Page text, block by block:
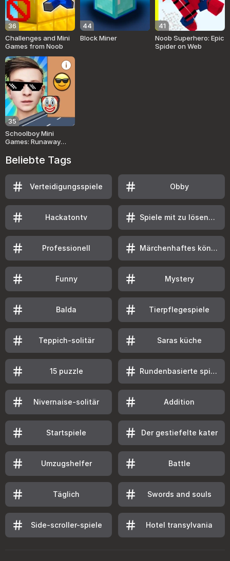
36
Challenges and Mini
Games from Noob
44
Block Miner
41
Noob Superhero: Epic
Spider on Web
35
Schoolboy Mini
Games: Runaway
Beliebte Tags
Verteidigungsspiele Obby
Hackatontv Spiele mit zu lösenden aufgaben
Professionell Märchenhaftes königreich
Funny Mystery
Balda Tierpflegespiele
Teppich-solitär Saras küche
15 puzzle Rundenbasierte spiele
Nivernaise-solitär Addition
Startspiele Der gestiefelte kater
Umzugshelfer Battle
Täglich Swords and souls
Side-scroller-spiele Hotel transylvania